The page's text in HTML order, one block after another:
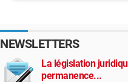
NEWSLETTERS
La législation
permanence...